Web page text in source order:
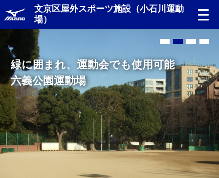
文京区屋外スポーツ施設（小石川運動
場）
緑に囲まれ、運動会でも使用可能
六義公園運動場